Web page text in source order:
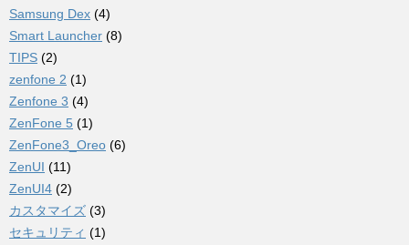
Samsung Dex (4)
Smart Launcher (8)
TIPS (2)
zenfone 2 (1)
Zenfone 3 (4)
ZenFone 5 (1)
ZenFone3_Oreo (6)
ZenUI (11)
ZenUI4 (2)
カスタマイズ (3)
セキュリティ (1)